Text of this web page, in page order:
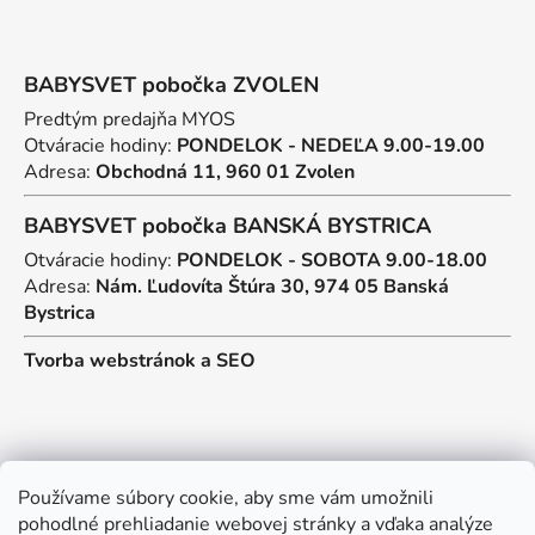
Používame súbory cookie, aby sme vám umožnili
pohodlné prehliadanie webovej stránky a vďaka analýze
BABYSVET pobočka ZVOLEN
Predtým predajňa MYOS
Otváracie hodiny: PONDELOK - NEDEĽA 9.00-19.00
Adresa: Obchodná 11, 960 01 Zvolen
BABYSVET pobočka BANSKÁ BYSTRICA
Otváracie hodiny: PONDELOK - SOBOTA 9.00-18.00
Adresa: Nám. Ľudovíta Štúra 30, 974 05 Banská
Bystrica
Tvorba webstránok a SEO
Kontakt